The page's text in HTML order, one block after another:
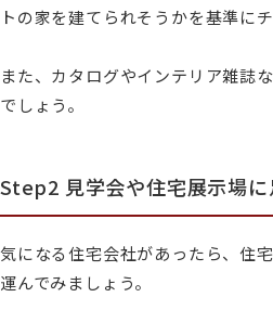
トの家を建てられそうかを基準に
また、カタログやインテリア雑誌
でしょう。
Step2 見学会や住宅展示場に
気になる住宅会社があったら、住
運んでみましょう。